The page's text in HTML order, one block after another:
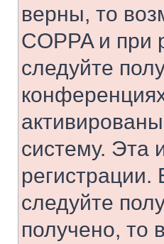
верны, то
COPPA и при
следуйте
систему. Эта
следуйте
получено, то